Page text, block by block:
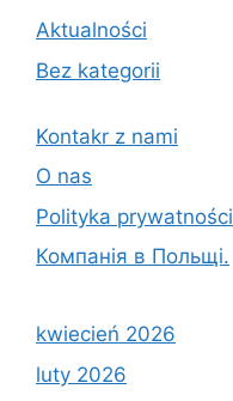
Aktualności
Bez kategorii
Kontakr z nami
O nas
Polityka prywatności
Компанія в Польщі.
kwiecień 2026
luty 2026